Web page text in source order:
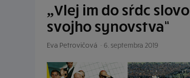
„Vlej im do sŕdc slovo
svojho synovstva“
Eva Petrovičová - 6. septembra 2019